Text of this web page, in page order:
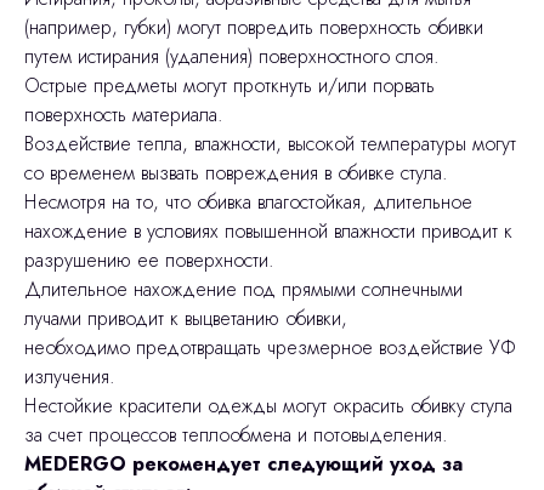
(например, губки) могут повредить поверхность обивки
путем истирания (удаления) поверхностного слоя.
Острые предметы могут проткнуть и/или порвать
поверхность материала.
Воздействие тепла, влажности, высокой температуры могут
со временем вызвать повреждения в обивке стула.
Несмотря на то, что обивка влагостойкая, длительное
нахождение в условиях повышенной влажности приводит к
разрушению ее поверхности.
Длительное нахождение под прямыми солнечными
лучами приводит к выцветанию обивки,
необходимо предотвращать чрезмерное воздействие УФ
излучения.
Нестойкие красители одежды могут окрасить обивку стула
за счет процессов теплообмена и потовыделения.
MEDERGO рекомендует следующий уход за